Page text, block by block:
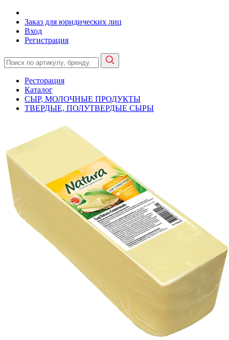
Заказ для юридических лиц
Вход
Регистрация
Ресторация
Каталог
СЫР, МОЛОЧНЫЕ ПРОДУКТЫ
ТВЕРДЫЕ, ПОЛУТВЕРДЫЕ СЫРЫ